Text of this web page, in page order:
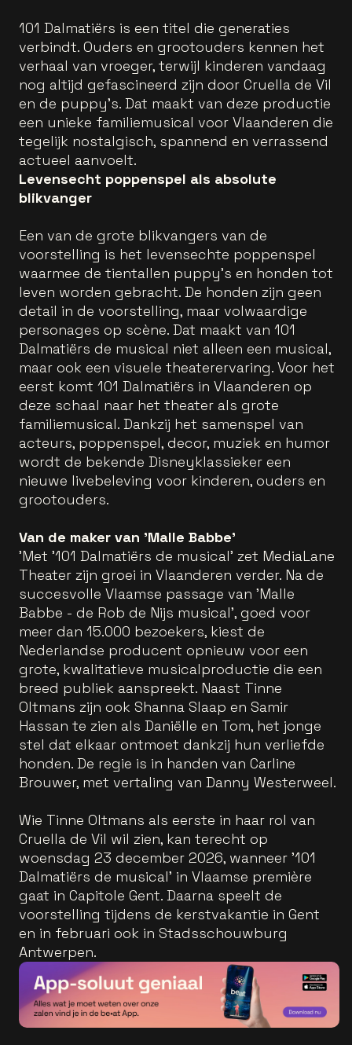
101 Dalmatiërs is een titel die generaties
verbindt. Ouders en grootouders kennen het
verhaal van vroeger, terwijl kinderen vandaag
nog altijd gefascineerd zijn door Cruella de Vil
en de puppy’s. Dat maakt van deze productie
een unieke familiemusical voor Vlaanderen die
tegelijk nostalgisch, spannend en verrassend
actueel aanvoelt.
Levensecht poppenspel als absolute
blikvanger
Een van de grote blikvangers van de
voorstelling is het levensechte poppenspel
waarmee de tientallen puppy’s en honden tot
leven worden gebracht. De honden zijn geen
detail in de voorstelling, maar volwaardige
personages op scène. Dat maakt van 101
Dalmatiërs de musical niet alleen een musical,
maar ook een visuele theaterervaring. Voor het
eerst komt 101 Dalmatiërs in Vlaanderen op
deze schaal naar het theater als grote
familiemusical. Dankzij het samenspel van
acteurs, poppenspel, decor, muziek en humor
wordt de bekende Disneyklassieker een
nieuwe livebeleving voor kinderen, ouders en
grootouders.
Van de maker van 'Malle Babbe'
'Met '101 Dalmatiërs de musical' zet MediaLane
Theater zijn groei in Vlaanderen verder. Na de
succesvolle Vlaamse passage van 'Malle
Babbe - de Rob de Nijs musical', goed voor
meer dan 15.000 bezoekers, kiest de
Nederlandse producent opnieuw voor een
grote, kwalitatieve musicalproductie die een
breed publiek aanspreekt. Naast Tinne
Oltmans zijn ook Shanna Slaap en Samir
Hassan te zien als Daniëlle en Tom, het jonge
stel dat elkaar ontmoet dankzij hun verliefde
honden. De regie is in handen van Carline
Brouwer, met vertaling van Danny Westerweel.
Wie Tinne Oltmans als eerste in haar rol van
Cruella de Vil wil zien, kan terecht op
woensdag 23 december 2026, wanneer '101
Dalmatiërs de musical' in Vlaamse première
gaat in Capitole Gent. Daarna speelt de
voorstelling tijdens de kerstvakantie in Gent
en in februari ook in Stadsschouwburg
Antwerpen.